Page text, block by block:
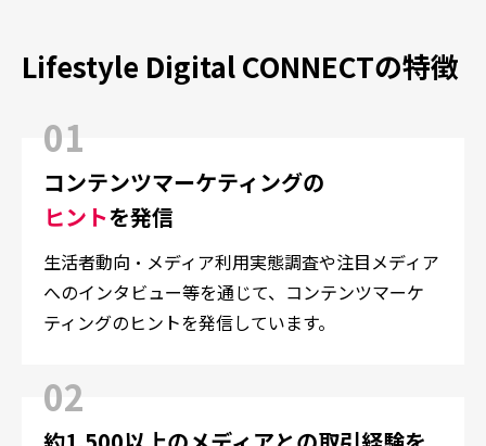
Lifestyle Digital CONNECTの特徴
01
コンテンツマーケティングの
ヒントを発信
生活者動向・メディア利用実態調査や注目メディア
へのインタビュー等を通じて、コンテンツマーケ
ティングのヒントを発信しています。
02